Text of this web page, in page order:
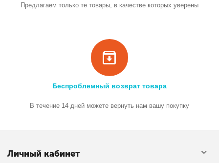
Предлагаем только те товары, в качестве которых уверены
Беспроблемный возврат товара
В течение 14 дней можете вернуть нам вашу покупку
Личный кабинет